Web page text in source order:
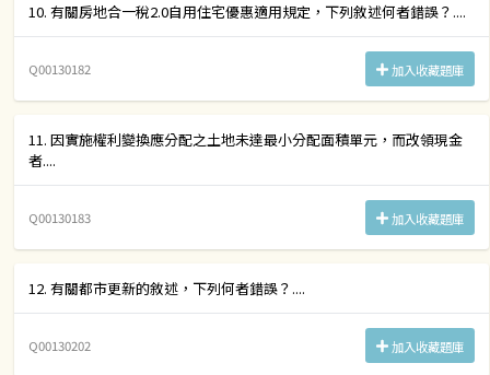
10. 有關房地合一稅2.0自用住宅優惠適用規定，下列敘述何者錯誤？....
Q00130182 加入收藏題庫
11. 因實施權利變換應分配之土地未達最小分配面積單元，而改領現金
者....
Q00130183 加入收藏題庫
12. 有關都市更新的敘述，下列何者錯誤？....
Q00130202 加入收藏題庫